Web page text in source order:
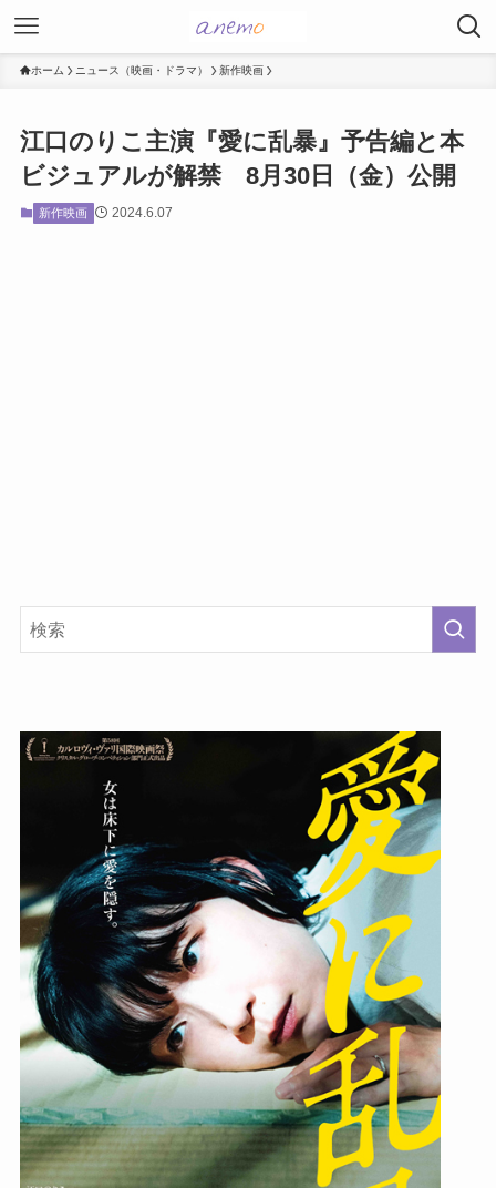
ホーム ニュース（映画・ドラマ） 新作映画
江口のりこ主演『愛に乱暴』予告編と本
ビジュアルが解禁 8月30日（金）公開
新作映画 2024.6.07